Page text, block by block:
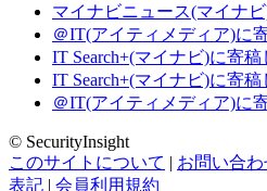
マイナビニュース(マイナ
＠IT(アイティメディア)に
IT Search+(マイナビ)に寄
IT Search+(マイナビ)に寄
＠IT(アイティメディア)に
© SecurityInsight
このサイトについて | お問い合わ
表記 | 会員利用規約